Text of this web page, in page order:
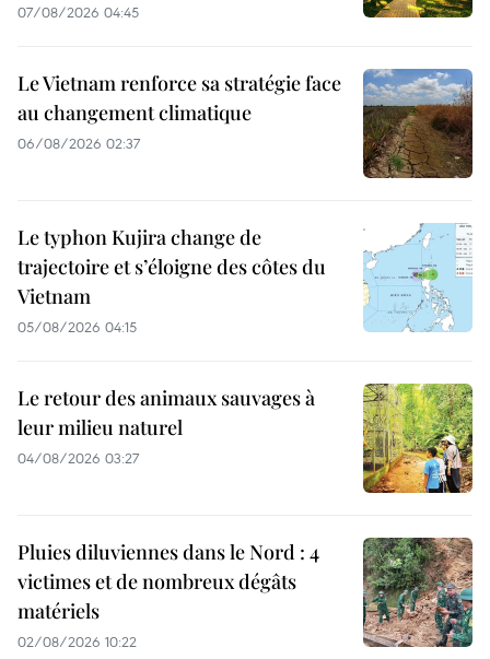
07/08/2026 04:45
Le Vietnam renforce sa stratégie face
au changement climatique
06/08/2026 02:37
Le typhon Kujira change de
trajectoire et s’éloigne des côtes du
Vietnam
05/08/2026 04:15
Le retour des animaux sauvages à
leur milieu naturel
04/08/2026 03:27
Pluies diluviennes dans le Nord : 4
victimes et de nombreux dégâts
matériels
02/08/2026 10:22